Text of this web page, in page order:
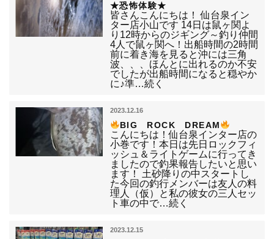
★恐怖体験★
皆さんこんにちは！ 仙台泉イン
ター店小山です 14日は鼠ヶ関よ
り12時からのジギング～釣り仲間
4人で鼠ヶ関へ！出船時間の2時間
前に着き海を見ると沖には三角
波、、、ほんとに出れるのか不安
でしたが出船時間になると穏やか
に♪準…続く
2023.12.16
BIG ROCK DREAM
こんにちは！仙台泉インター店の
小巻です！本日は先日ロックフィ
ッシュ＆ライトゲームに行ってき
ましたので釣果報告したいと思い
ます！ 土砂降りの中スタートし
た今回の釣行メンバーは友人の料
理人（仮）と私の彼女の三人セッ
ト車の中で…続く
2023.12.15